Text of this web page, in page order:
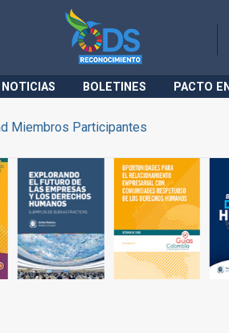
NOTICIAS BOLETINES PACTO
Miembros Participantes